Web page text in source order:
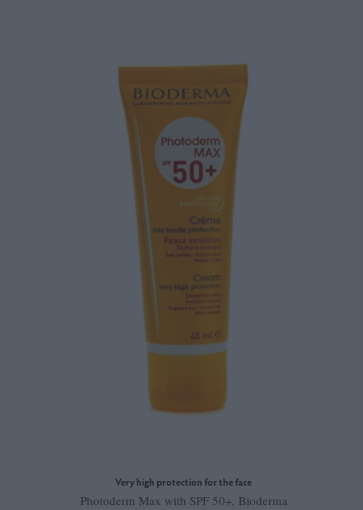
Very high protection for the face
Photoderm Max with SPF 50+, Bioderma